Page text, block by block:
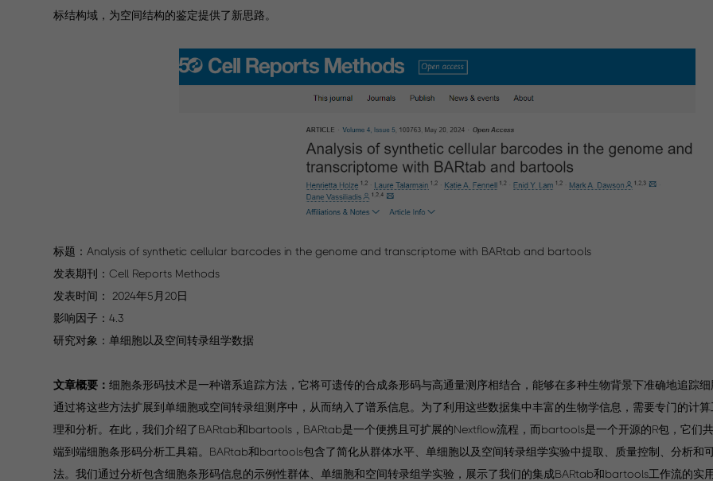
标结构域，为空间结构的鉴定提供了新思路。
标题：Analysis of synthetic cellular barcodes in the genome and transcriptome with BARtab and bartools
发表期刊：Cell Reports Methods
发表时间： 2024年5月20日
影响因子：4.3
研究对象：单细胞以及空间转录组学数据
文章概要：细胞条形码技术是一种谱系追踪方法，它将可遗传的合成条形码与高通量测序相结合，能够在多种生物背景下准确地追踪
通过将这些方法扩展到单细胞或空间转录组测序中，从而纳入了谱系信息。为了利用这些数据集中丰富的生物学信息，需要专门的计
理和分析。在此，我们介绍了BARtab和bartools，BARtab是一个便携且可扩展的Nextflow流程，而bartools是一个开源的R包，它们
端到端细胞条形码分析工具箱。BARtab和bartools包含了简化从群体水平、单细胞以及空间转录组学实验中提取、质量控制、分析和
法。我们通过分析包含细胞条形码信息的示例性群体、单细胞和空间转录组学实验，展示了我们的集成BARtab和bartools工作流的实